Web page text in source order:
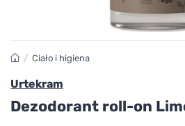
/ Ciało i higiena
Urtekram
Dezodorant roll-on